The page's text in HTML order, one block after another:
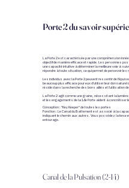
Porte 2 du savoir
La Porte 2 est caractérisée par une compréhension
objectif de manière efficace et rapide. Les personnes
une capacité intuitive à déterminer la meilleure voie à
répondre à toute situation, ce qui permet de percevoir
Les individus avec la Porte 2 peuvent ressentir de
beaucoup plus efficace pour eux d'utiliser leur don
réside dans la recherche des bons alliés et l'utilisation
La Porte 2 agit comme une graine, nécessitant la
et les engagements de la 14e Porte aident à concrétiser
Canal de la Pulsation (2-14)
Conception : "Key Keeper" de toutes les portes
Fonction : Le Canal du Battement est associé à la
indiquant le chemin aux autres. Vous possédez la force
entourage.